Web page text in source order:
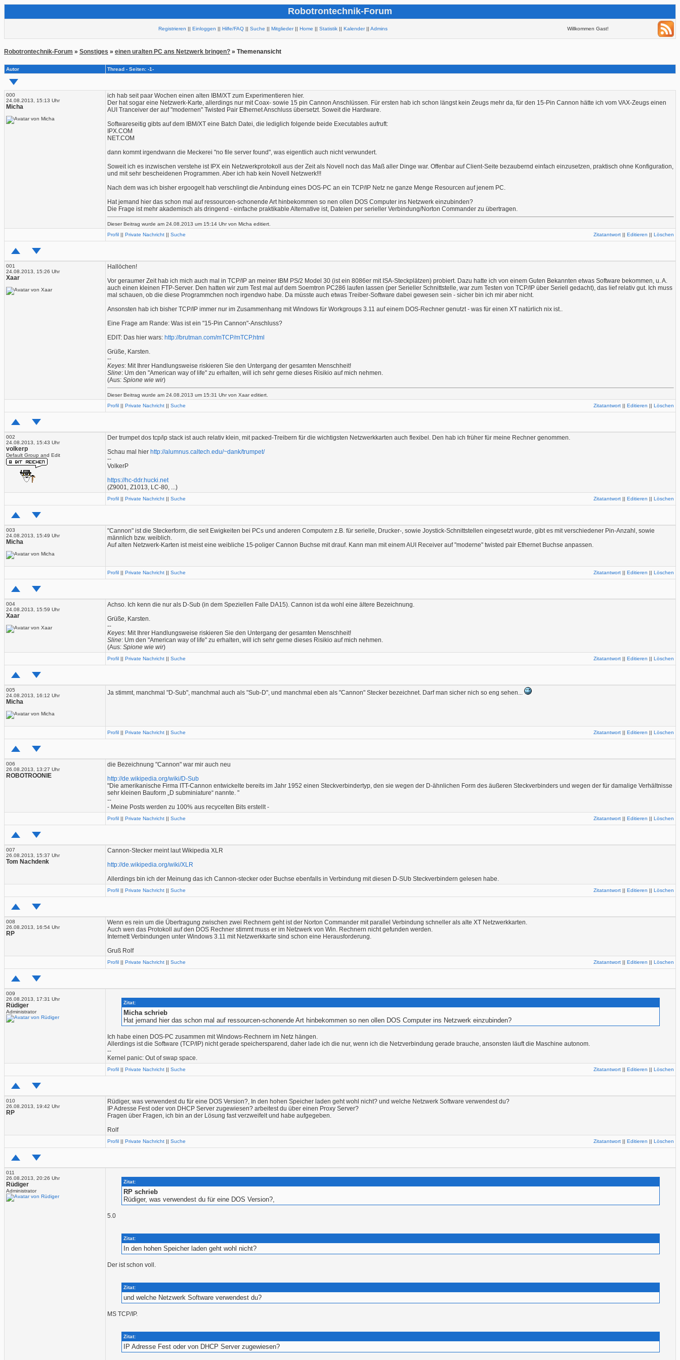
Robotrontechnik-Forum
Registrieren || Einloggen || Hilfe/FAQ|| Suche || Mitglieder|| Home || Statistik|| Kalender|| Admins Willkommen Gast!
Robotrontechnik-Forum » Sonstiges » einen uralten PC ans Netzwerk bringen? » Themenansicht
Autor Thread - Seiten: -1-
000
24.08.2013, 15:13 Uhr
Micha
ich hab seit paar Wochen einen alten IBM/XT zum Experimentieren hier.
Der hat sogar eine Netzwerk-Karte, allerdings nur mit Coax- sowie 15 pin Cannon Anschlüssen. Für ersten hab ich schon längst kein Zeugs mehr da, für den 15-Pin Cannon hätte ich vom VAX-Zeugs einen
AUI Tranceiver der auf "modernen" Twisted Pair Ethernet Anschluss übersetzt. Soweit die Hardware.
Softwareseitig gibts auf dem IBM/XT eine Batch Datei, die lediglich folgende beide Executables aufruft:
IPX.COM
NET.COM
dann kommt irgendwann die Meckerei "no file server found", was eigentlich auch nicht verwundert.
Soweit ich es inzwischen verstehe ist IPX ein Netzwerkprotokoll aus der Zeit als Novell noch das Maß aller Dinge war. Offenbar auf Client-Seite bezaubernd einfach einzusetzen, praktisch ohne Konfiguration,
und mit sehr bescheidenen Programmen. Aber ich hab kein Novell Netzwerk!!!
Nach dem was ich bisher ergoogelt hab verschlingt die Anbindung eines DOS-PC an ein TCP/IP Netz ne ganze Menge Resourcen auf jenem PC.
Hat jemand hier das schon mal auf ressourcen-schonende Art hinbekommen so nen ollen DOS Computer ins Netzwerk einzubinden?
Die Frage ist mehr akademisch als dringend - einfache praktikable Alternative ist, Dateien per serieller Verbindung/Norton Commander zu übertragen.
Dieser Beitrag wurde am 24.08.2013 um 15:14 Uhr von Micha editiert.
Profil || Private Nachricht || Suche Zitatantwort || Editieren || Löschen
001
24.08.2013, 15:26 Uhr
Xaar
Hallöchen!
Vor geraumer Zeit hab ich mich auch mal in TCP/IP an meiner IBM PS/2 Model 30 (ist ein 8086er mit ISA-Steckplätzen) probiert. Dazu hatte ich von einem Guten Bekannten etwas Software bekommen, u. A.
auch einen kleinen FTP-Server. Den hatten wir zum Test mal auf dem Soemtron PC286 laufen lassen (per Serieller Schnittstelle, war zum Testen von TCP/IP über Seriell gedacht), das lief relativ gut. Ich muss
mal schauen, ob die diese Programmchen noch irgendwo habe. Da müsste auch etwas Treiber-Software dabei gewesen sein - sicher bin ich mir aber nicht.
Ansonsten hab ich bisher TCP/IP immer nur im Zusammenhang mit Windows für Workgroups 3.11 auf einem DOS-Rechner genutzt - was für einen XT natürlich nix ist..
Eine Frage am Rande: Was ist ein "15-Pin Cannon"-Anschluss?
EDIT: Das hier wars: http://brutman.com/mTCP/mTCP.html
Grüße, Karsten.
--
Keyes: Mit Ihrer Handlungsweise riskieren Sie den Untergang der gesamten Menschheit!
Sline: Um den "American way of life" zu erhalten, will ich sehr gerne dieses Risikio auf mich nehmen.
(Aus: Spione wie wir)
Dieser Beitrag wurde am 24.08.2013 um 15:31 Uhr von Xaar editiert.
Profil || Private Nachricht || Suche Zitatantwort || Editieren || Löschen
002
24.08.2013, 15:43 Uhr
volkerp
Default Group and Edit
Der trumpet dos tcp/ip stack ist auch relativ klein, mit packed-Treibern für die wichtigsten Netzwerkkarten auch flexibel. Den hab ich früher für meine Rechner genommen.
Schau mal hier http://alumnus.caltech.edu/~dank/trumpet/
--
VolkerP
https://hc-ddr.hucki.net
(Z9001, Z1013, LC-80, ...)
Profil || Private Nachricht || Suche Zitatantwort || Editieren || Löschen
003
24.08.2013, 15:49 Uhr
Micha
"Cannon" ist die Steckerform, die seit Ewigkeiten bei PCs und anderen Computern z.B. für serielle, Drucker-, sowie Joystick-Schnittstellen eingesetzt wurde, gibt es mit verschiedener Pin-Anzahl, sowie
männlich bzw. weiblich.
Auf alten Netzwerk-Karten ist meist eine weibliche 15-poliger Cannon Buchse mit drauf. Kann man mit einem AUI Receiver auf "moderne" twisted pair Ethernet Buchse anpassen.
Profil || Private Nachricht || Suche Zitatantwort || Editieren || Löschen
004
24.08.2013, 15:59 Uhr
Xaar
Achso. Ich kenn die nur als D-Sub (in dem Speziellen Falle DA15). Cannon ist da wohl eine ältere Bezeichnung.
Grüße, Karsten.
--
Keyes: Mit Ihrer Handlungsweise riskieren Sie den Untergang der gesamten Menschheit!
Sline: Um den "American way of life" zu erhalten, will ich sehr gerne dieses Risikio auf mich nehmen.
(Aus: Spione wie wir)
Profil || Private Nachricht || Suche Zitatantwort || Editieren || Löschen
005
24.08.2013, 16:12 Uhr
Micha
Ja stimmt, manchmal "D-Sub", manchmal auch als "Sub-D", und manchmal eben als "Cannon" Stecker bezeichnet. Darf man sicher nich so eng sehen...
Profil || Private Nachricht || Suche Zitatantwort || Editieren || Löschen
006
26.08.2013, 13:27 Uhr
ROBOTROONIE
die Bezeichnung "Cannon" war mir auch neu
http://de.wikipedia.org/wiki/D-Sub
"Die amerikanische Firma ITT-Cannon entwickelte bereits im Jahr 1952 einen Steckverbindertyp, den sie wegen der D-ähnlichen Form des äußeren Steckverbinders und wegen der für damalige Verhältnisse
sehr kleinen Bauform „D subminiature“ nannte. "
--
- Meine Posts werden zu 100% aus recycelten Bits erstellt -
Profil || Private Nachricht || Suche Zitatantwort || Editieren || Löschen
007
26.08.2013, 15:37 Uhr
Tom Nachdenk
Cannon-Stecker meint laut Wikipedia XLR
http://de.wikipedia.org/wiki/XLR
Allerdings bin ich der Meinung das ich Cannon-stecker oder Buchse ebenfalls in Verbindung mit diesen D-SUb Steckverbindern gelesen habe.
Profil || Private Nachricht || Suche Zitatantwort || Editieren || Löschen
008
26.08.2013, 16:54 Uhr
RP
Wenn es rein um die Übertragung zwischen zwei Rechnern geht ist der Norton Commander mit parallel Verbindung schneller als alte XT Netzwerkkarten.
Auch wen das Protokoll auf den DOS Rechner stimmt muss er im Netzwerk von Win. Rechnern nicht gefunden werden.
Internett Verbindungen unter Windows 3.11 mit Netzwerkkarte sind schon eine Herausforderung.
Gruß Rolf
Profil || Private Nachricht || Suche Zitatantwort || Editieren || Löschen
009
26.08.2013, 17:31 Uhr
Rüdiger
Administrator
Zitat:
Micha schrieb
Hat jemand hier das schon mal auf ressourcen-schonende Art hinbekommen so nen ollen DOS Computer ins Netzwerk einzubinden?
Ich habe einen DOS-PC zusammen mit Windows-Rechnern im Netz hängen.
Allerdings ist die Software (TCP/IP) nicht gerade speichersparend, daher lade ich die nur, wenn ich die Netzverbindung gerade brauche, ansonsten läuft die Maschine autonom.
--
Kernel panic: Out of swap space.
Profil || Private Nachricht || Suche Zitatantwort || Editieren || Löschen
010
26.08.2013, 19:42 Uhr
RP
Rüdiger, was verwendest du für eine DOS Version?, In den hohen Speicher laden geht wohl nicht? und welche Netzwerk Software verwendest du?
IP Adresse Fest oder von DHCP Server zugewiesen? arbeitest du über einen Proxy Server?
Fragen über Fragen, ich bin an der Lösung fast verzweifelt und habe aufgegeben.
Rolf
Profil || Private Nachricht || Suche Zitatantwort || Editieren || Löschen
011
26.08.2013, 20:26 Uhr
Rüdiger
Administrator
Zitat:
RP schrieb
Rüdiger, was verwendest du für eine DOS Version?,
5.0
Zitat:
In den hohen Speicher laden geht wohl nicht?
Der ist schon voll.
Zitat:
und welche Netzwerk Software verwendest du?
MS TCP/IP.
Zitat:
IP Adresse Fest oder von DHCP Server zugewiesen?